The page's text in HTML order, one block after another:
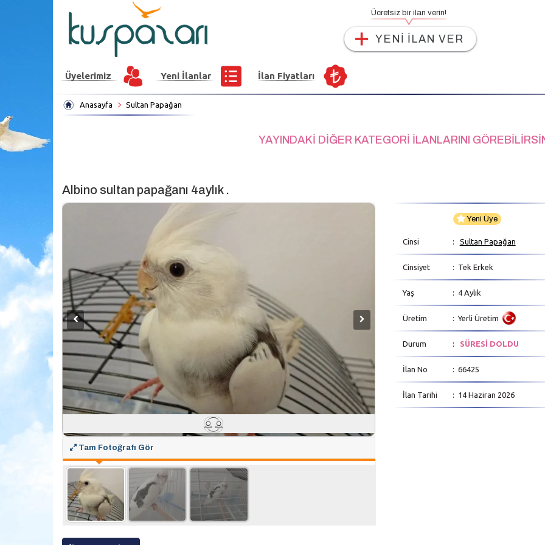
Ücretsiz bir ilan verin!
YENİ İLAN VER
Üyelerimiz Yeni İlanlar İlan Fiyatları
Anasayfa Sultan Papağan
YAYINDAKİ DİĞER KATEGORİ İLANLARINI
Albino sultan papağanı 4aylık .
Tam Fotoğrafı Gör
Yeni Üye
Cinsi : Sultan Papağan
Cinsiyet : Tek Erkek
Yaş : 4 Aylık
Üretim : Yerli Üretim
Durum : SÜRESİ DOLDU
İlan No : 66425
İlan Tarihi : 14 Haziran 2026